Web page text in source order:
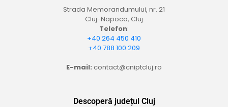
Strada Memorandumului, nr. 21
Cluj-Napoca, Cluj
Telefon:
+40 264 450 410
+40 788 100 209
E-mail: contact@cniptcluj.ro
Descoperă județul Cluj